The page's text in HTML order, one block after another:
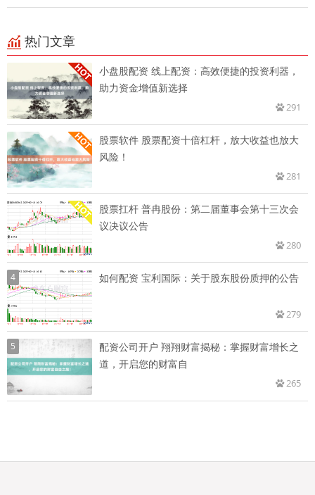
热门文章
小盘股配资 线上配资：高效便捷的投资利器，
助力资金增值新选择
291
股票软件 股票配资十倍杠杆，放大收益也放大
风险！
281
股票扛杆 普冉股份：第二届董事会第十三次会
议决议公告
280
4 如何配资 宝利国际：关于股东股份质押的公告
279
5
配资公司开户 翔翔财富揭秘：掌握财富增长之
道，开启您的财富自
265